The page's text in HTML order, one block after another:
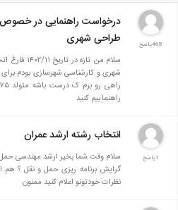
درخواست راهنمایی در خصوص
طراحی شهری
سلام من تازه در
شهری و کارشناسی شهرسازی بودم برای
راهنماییم کنید
انتخاب رشته ارشد عمران
سلام وقت شما بخیر ارشد مهندسی حمل و
گرایش برنامه ریزی حمل و نقل ؟ هم از
نظرات خودتونو اعلام کنید ممنون